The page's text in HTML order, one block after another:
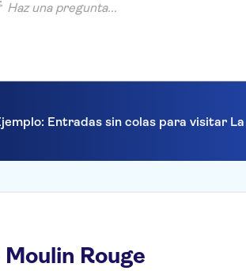
Entradas sin colas para visitar
Rouge